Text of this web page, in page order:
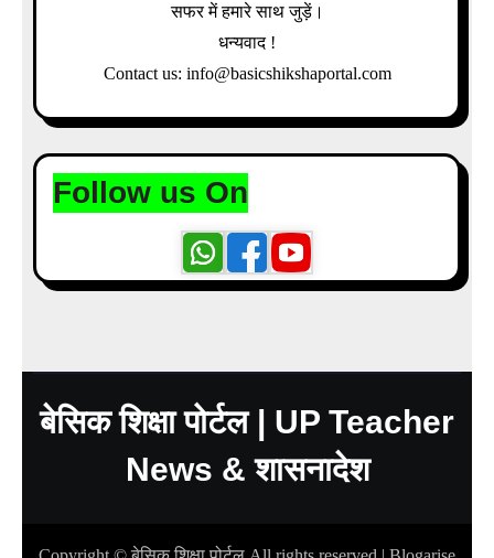
सफर में हमारे साथ जुड़ें।
धन्यवाद !
Contact us: info@basicshikshaportal.com
Follow us On
बेसिक शिक्षा पोर्टल | UP Teacher
News & शासनादेश